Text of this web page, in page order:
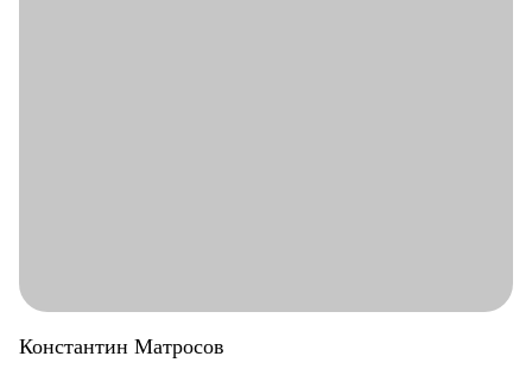
Константин Матросов